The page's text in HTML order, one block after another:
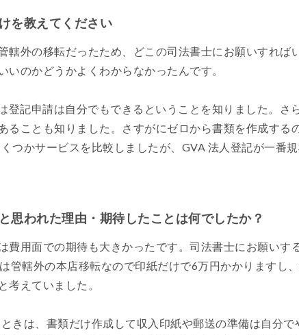
を教えてください
轄外の移転だったため、どこの司法書士にお願いすれば
のかどうかよくわからなかったんです。
登記申請は自分でもできるということを知りました。さ
ることも知りました。さすがにゼロから書類を作成する
つかサービスを比較しましたが、GVA 法人登記が一番
思われた理由・期待したことは何でしたか？
費用面での期待も大きかったです。司法書士にお願いす
管轄外の本店移転なので印紙だけで6万円かかりますし
考えていました。
きは、書類だけ作成して収入印紙や郵送の準備は自分